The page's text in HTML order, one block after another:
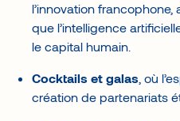
l’innovation
que l’intelligence
le capital humain.
Cocktails et galas , où
création de partenariats